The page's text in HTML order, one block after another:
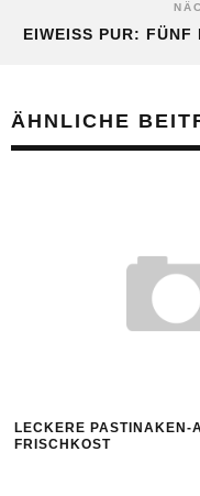
EIWEISS PUR: FÜNF
ÄHNLICHE
LECKERE PASTINAKEN-
FRISCHKOST